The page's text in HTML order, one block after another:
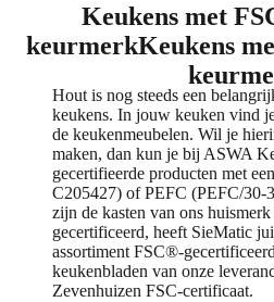
Keukens met
keurmerkKeukens
Hout is nog steeds een
keukens. In jouw keuken vind
de keukenmeubelen. Wil je
maken, dan kun je bij ASWA
gecertifieerde producten met
C205427) of PEFC (PEFC/30-
zijn de kasten van ons
gecertificeerd, heeft SieMatic
assortiment FSC®-
keukenbladen van onze
Zevenhuizen FSC-certificaat.